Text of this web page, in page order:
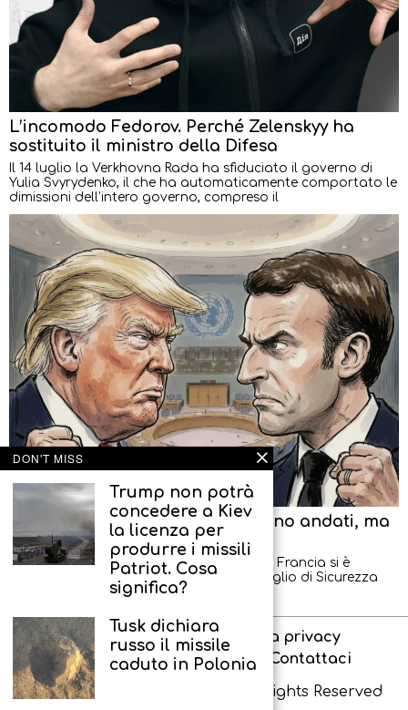
L’incomodo Fedorov. Perché Zelenskyy ha
sostituito il ministro della Difesa
Il 14 luglio la Verkhovna Rada ha sfiduciato il governo di
Yulia Svyrydenko, il che ha automaticamente comportato le
dimissioni dell’intero governo, compreso il
I diplomatici americani se ne sono andati, ma
hanno promesso di tornare
Un nuovo scandalo tra gli Stati Uniti e la Francia si è
verificato durante una riunione del Consiglio di Sicurezza
dell’ONU: i diplomatici americani
Chi siamo
Informativa sulla privacy
Contenuti vietati ai minori
Contattaci
Copyright © IR-PRESS. 2026. All Rights Reserved
DON'T MISS
Trump non potrà
concedere a Kiev
la licenza per
produrre i missili
Patriot. Cosa
significa?
Tusk dichiara
russo il missile
caduto in Polonia